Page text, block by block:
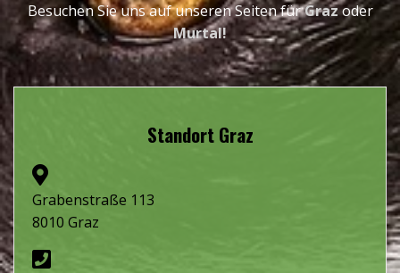
Besuchen Sie uns auf unseren Seiten fürGrazoder
Murtal!
Standort Graz
Grabenstraße 113
8010 Graz